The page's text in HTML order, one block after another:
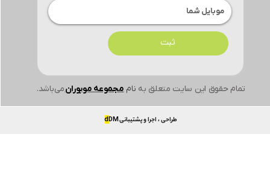
تمام حقوق این سایت متعلق به ناممجموعه موبورانمی‌باشد.
ثبت
طراحی ، اجرا و پشتیبانی dDM